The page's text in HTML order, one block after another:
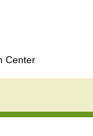
Center